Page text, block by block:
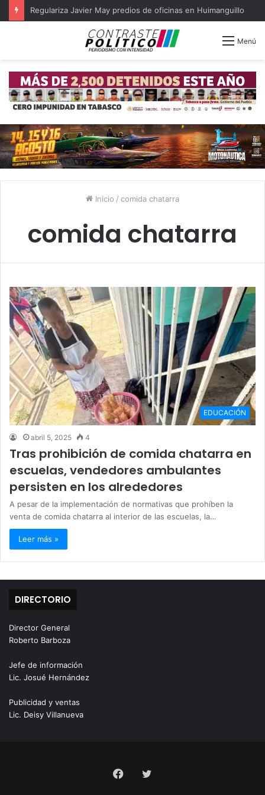
Regulariza Javier May predios de oficinas en Huimanguillo
Menú
Inicio / comida chatarra
comida chatarra
EDUCACIÓN
abril 5, 2025 4
Tras prohibición de comida chatarra en
escuelas, vendedores ambulantes
persisten en los alrededores
A pesar de la implementación de normativas que prohíben la
venta de comida chatarra al interior de las escuelas, la…
Leer más »
DIRECTORIO
Director General
Roberto Barboza
Jefe de información
Lic. Josué Hernández
Publicidad y ventas
Lic. Deisy Villanueva
FacebookTwitter